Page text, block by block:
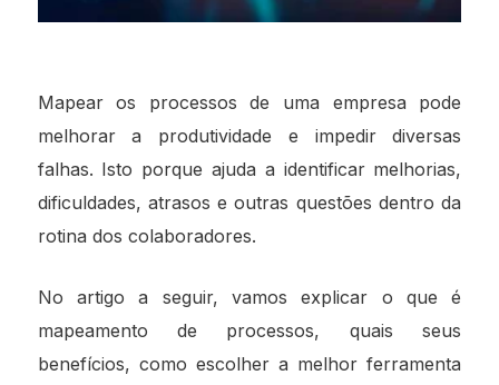
Mapear os processos de uma empresa pode
melhorar a produtividade e impedir diversas
falhas. Isto porque ajuda a identificar melhorias,
dificuldades, atrasos e outras questões dentro da
rotina dos colaboradores.
No artigo a seguir, vamos explicar o que é
mapeamento de processos, quais seus
benefícios, como escolher a melhor ferramenta